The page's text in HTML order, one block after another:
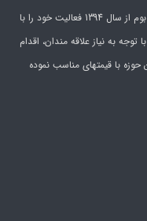
تیم هنری کلک عشق با هدف اعتلای هنر این مرز و بوم از سال 1394 فعالیت خود را با
به نیاز علاقه مندان، اقدام
با قیمتهای مناسب نموده